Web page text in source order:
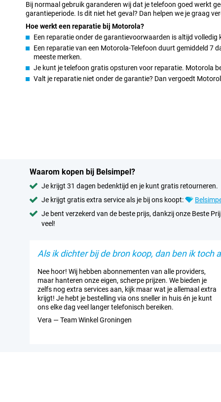
Dankzij snelladen binnen no-time weer een volle accu
Gelukkig duurt het laden van de Motorola Edge 40 nooit lang
Edge 40 heeft een accu die gemakkelijk een dag mee gaat. Zo
Bij normaal gebruik garanderen wij dat je telefoon goed werkt
garantieperiode. Is dit niet het geval? Dan helpen we je graag
Hoe werkt een reparatie bij Motorola?
Een reparatie onder de garantievoorwaarden is altijd volledig
Een reparatie van een Motorola-Telefoon duurt gemiddeld 7
meeste merken.
Je kunt je telefoon gratis opsturen voor reparatie. Motorola
Valt je reparatie niet onder de garantie? Dan vergoedt
Waarom kopen bij Belsimpel?
Je krijgt 31 dagen bedenktijd en je kunt gratis retourneren.
Je krijgt gratis extra service als je bij ons koopt:
Je bent verzekerd van de beste prijs, dankzij onze Beste
veel!
Als ik dichter bij de bron koop, dan ben ik toch
Nee hoor! Wij hebben abonnementen van alle providers,
maar hanteren onze eigen, scherpe prijzen. We bieden je
zelfs nog extra services aan, kijk maar wat je allemaal extra
krijgt! Je hebt je bestelling via ons sneller in huis én je kunt
ons elke dag veel langer telefonisch bereiken.
Vera — Team Winkel Groningen